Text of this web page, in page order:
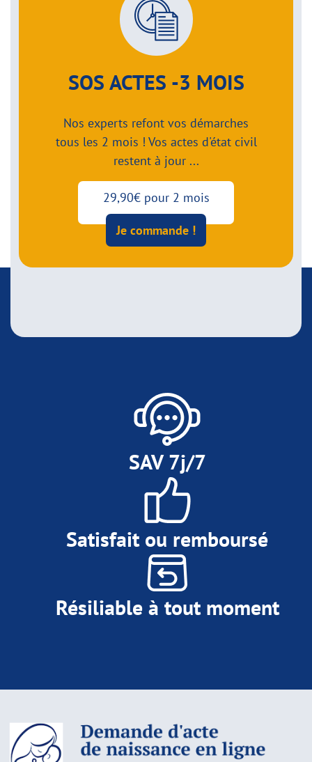
SOS ACTES -3 MOIS
Nos experts refont vos démarches
tous les 2 mois ! Vos actes d'état civil
restent à jour ...
29,90€ pour 2 mois
Je commande !
SAV 7j/7
Satisfait ou remboursé
Résiliable à tout moment